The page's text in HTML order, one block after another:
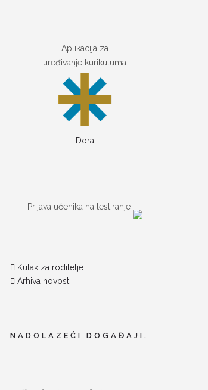
Aplikacija za
uređivanje kurikuluma
Dora
Prijava učenika na testiranje
Kutak za roditelje
Arhiva novosti
NADOLAZEĆI DOGAĐAJI.